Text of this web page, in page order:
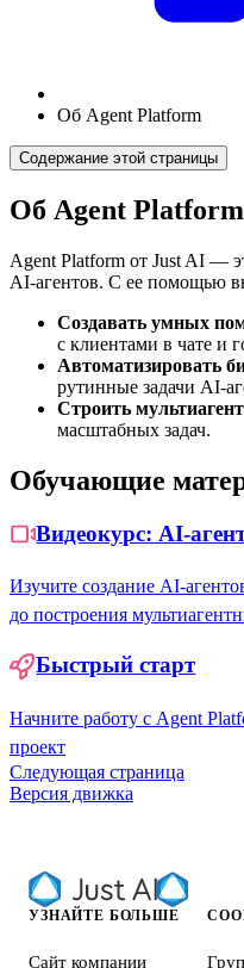
Об Agent Platform
Содержание этой страницы
Об Agent Platform
Agent Platform от Just AI —
AI-агентов. С ее помощью
Создавать умных
с клиентами в чате и
Автоматизировать
рутинные задачи AI-
Строить
масштабных задач.
Обучающие
Видеокурс: AI-
Изучите создание AI-
до построения
Быстрый старт
Начните работу с Agent
проект
Следующая страница
Версия движка
УЗНАЙТЕ БОЛЬШЕ
Сайт компании